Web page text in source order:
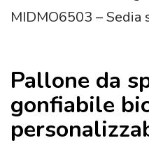
MIDMO6503 –
Pallone da
gonfiabile